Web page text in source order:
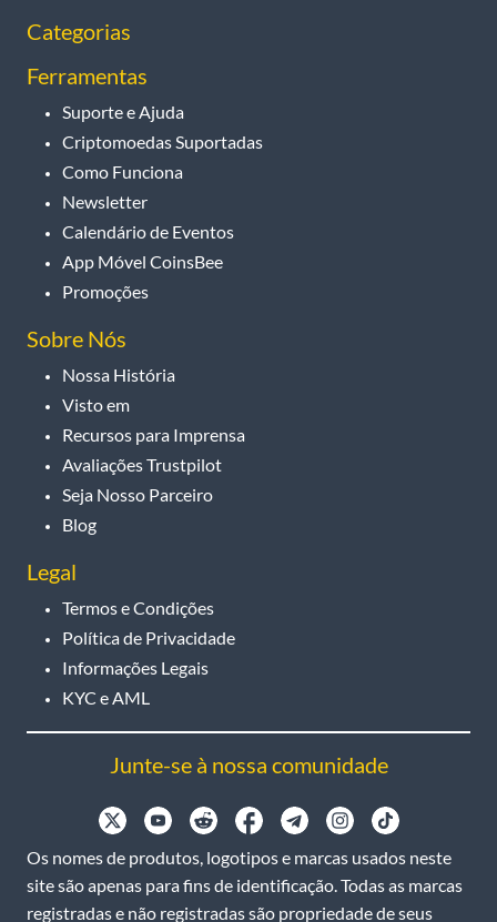
Categorias
Ferramentas
Suporte e Ajuda
Criptomoedas Suportadas
Como Funciona
Newsletter
Calendário de Eventos
App Móvel CoinsBee
Promoções
Sobre Nós
Nossa História
Visto em
Recursos para Imprensa
Avaliações Trustpilot
Seja Nosso Parceiro
Blog
Legal
Termos e Condições
Política de Privacidade
Informações Legais
KYC e AML
Junte-se à nossa comunidade
Os nomes de produtos, logotipos e marcas usados neste
site são apenas para fins de identificação. Todas as marcas
registradas e não registradas são propriedade de seus